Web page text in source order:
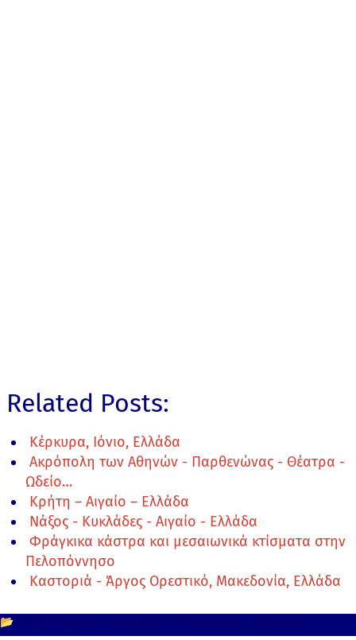
Related Posts:
Κέρκυρα, Ιόνιο, Ελλάδα
Ακρόπολη των Αθηνών - Παρθενώνας - Θέατρα -
Ωδείο…
Κρήτη – Αιγαίο – Ελλάδα
Νάξος - Κυκλάδες - Αιγαίο - Ελλάδα
Φράγκικα κάστρα και μεσαιωνικά κτίσματα στην
Πελοπόννησο
Καστοριά - Άργος Ορεστικό, Μακεδονία, Ελλάδα
📂